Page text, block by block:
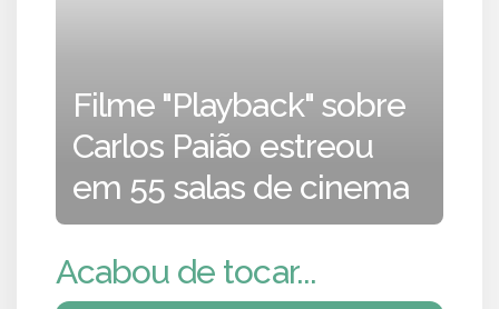
Filme "Playback" sobre
Carlos Paião estreou
em 55 salas de cinema
Acabou de tocar...